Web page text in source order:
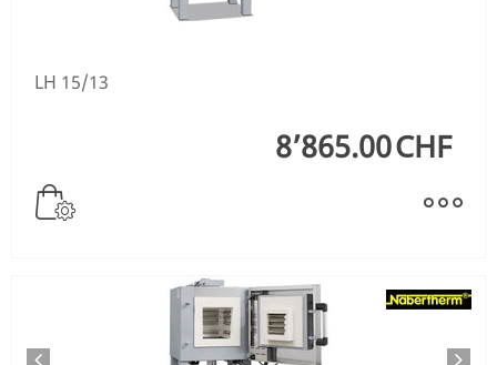
LH 15/13
8’865.00CHF